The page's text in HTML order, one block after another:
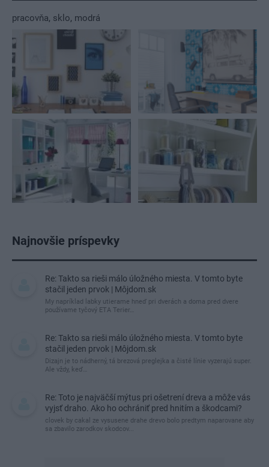
pracovňa, sklo, modrá
Najnovšie príspevky
Re: Takto sa rieši málo úložného miesta. V tomto byte
stačil jeden prvok | Môjdom.sk
My napríklad labky utierame hneď pri dverách a doma pred dvere
používame tyčový ETA Terier…
Re: Takto sa rieši málo úložného miesta. V tomto byte
stačil jeden prvok | Môjdom.sk
Dizajn je to nádherný, tá brezová preglejka a čisté línie vyzerajú super.
Ale vždy, keď…
Re: Toto je najväčší mýtus pri ošetrení dreva a môže vás
vyjsť draho. Ako ho ochrániť pred hnitím a škodcami?
clovek by cakal ze vysusene drahe drevo bolo predtym naparovane aby
sa zbavilo zarodkov skodcov...